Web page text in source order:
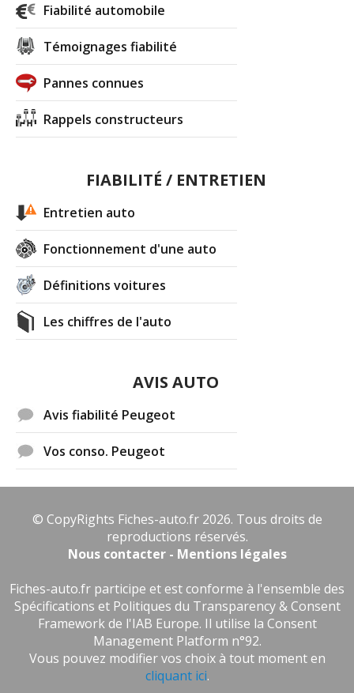
Fiabilité automobile
Témoignages fiabilité
Pannes connues
Rappels constructeurs
FIABILITÉ / ENTRETIEN
Entretien auto
Fonctionnement d'une auto
Définitions voitures
Les chiffres de l'auto
AVIS AUTO
Avis fiabilité Peugeot
Vos conso. Peugeot
© CopyRights Fiches-auto.fr 2026. Tous droits de
reproductions réservés.
Nous contacter - Mentions légales
Fiches-auto.fr participe et est conforme à l'ensemble des
Spécifications et Politiques du Transparency & Consent
Framework de l'IAB Europe. Il utilise la Consent
Management Platform n°92.
Vous pouvez modifier vos choix à tout moment en
cliquant ici.